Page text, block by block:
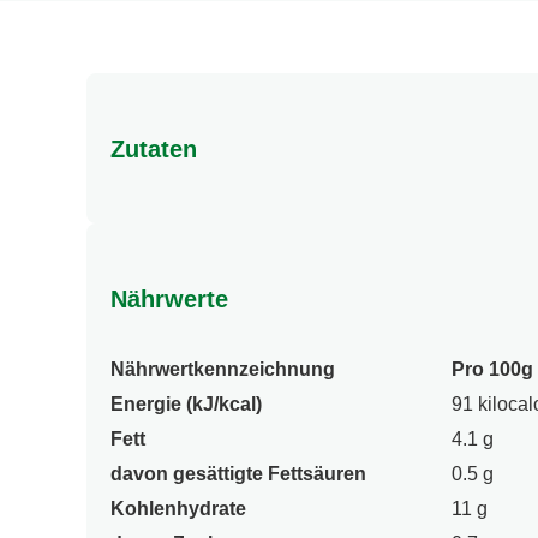
Zutaten
Kurkuma, Chili), 0,5% Lauch, 0,3% Karotten,
(Citronensäure), Hefeextrakt, Sojasaucenpulver
Nährwerte
Nährwertkennzeichnung Pro 100g
Energie (kJ/kcal)
91
Fett
4.1 g
davon gesättigte Fettsäuren
0.5 g
Kohlenhydrate
11 g